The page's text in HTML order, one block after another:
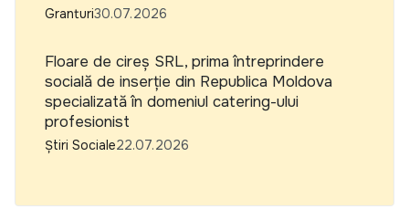
Granturi30.07.2026
Floare de cireș SRL, prima întreprindere
socială de inserție din Republica Moldova
specializată în domeniul catering-ului
profesionist
Știri Sociale22.07.2026